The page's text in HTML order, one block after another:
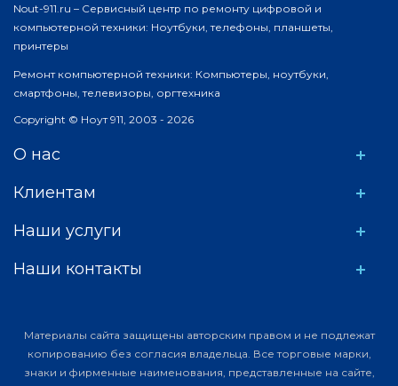
Nout-911.ru – Сервисный центр по ремонту цифровой и
компьютерной техники: Ноутбуки, телефоны, планшеты,
принтеры
Ремонт компьютерной техники: Компьютеры, ноутбуки,
смартфоны, телевизоры, оргтехника
Copyright © Ноут 911, 2003 - 2026
О нас
Клиентам
Наши услуги
Наши контакты
Материалы сайта защищены авторским правом и не подлежат
копированию без согласия владельца. Все торговые марки,
знаки и фирменные наименования, представленные на сайте,